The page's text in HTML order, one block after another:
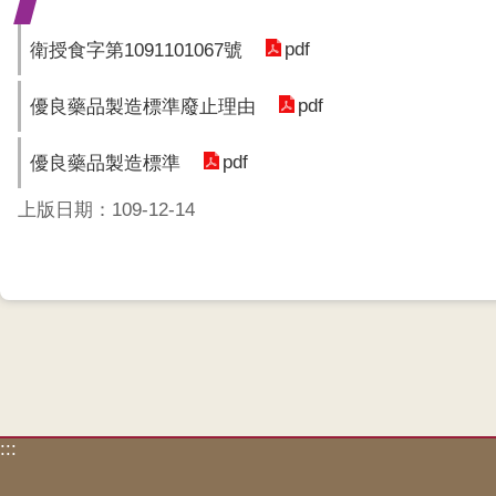
衛授食字第1091101067號 pdf
優良藥品製造標準廢止理由 pdf
優良藥品製造標準 pdf
上版日期：109-12-14
:::